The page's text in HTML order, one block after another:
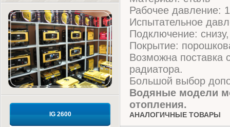
IG 2600
Рабочее давление:
Испытательное
Подключение:
Покрытие:
Возможна поставка
радиатора.
Большой выбор
Водяные модели
отопления.
АНАЛОГИЧНЫЕ ТОВАРЫ